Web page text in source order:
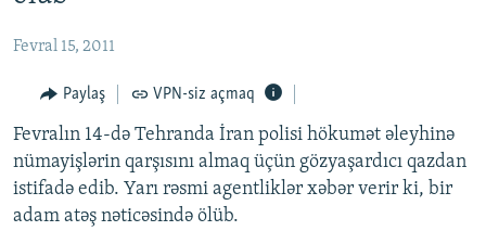
qayıt
#ƏSLINDƏ
FƏRQƏ BAX
QANUNI DOĞRU
ARAŞDIRMA
MULTIMEDIA
Fevral 15, 2011
Paylaş VPN-siz açmaq
Fevralın 14-də Tehranda İran polisi hökumət əleyhinə
nümayişlərin qarşısını almaq üçün gözyaşardıcı qazdan
istifadə edib. Yarı rəsmi agentliklər xəbər verir ki, bir
adam atəş nəticəsində ölüb.